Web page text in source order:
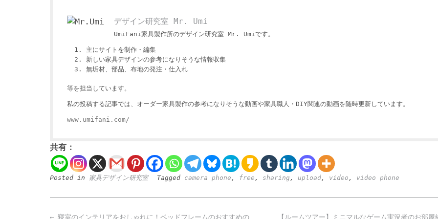
デザイン研究室 Mr. Umi
UmiFani家具製作所のデザイン研究室 Mr. Umiです。
主にサイトを制作・編集
新しい家具デザインの参考になりそうな情報収集
無垢材、部品、布地の発注・仕入れ
等を担当しています。
私の投稿する記事では、オーダー家具製作の参考になりそうな動画や家具職人・DIY関連の動画を随時更新しています。
www.umifani.com/
共有：
Posted in 家具デザイン研究室 Tagged camera phone , free , sharing , upload, video , video phone
Post 【ルームツアー】ミニマルなゲーム実況者のお部
← 寝室のインテリアをおしゃれに！ベッドフレームのおすすめの